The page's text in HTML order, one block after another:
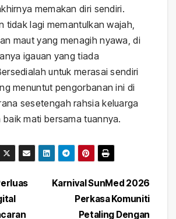
memakan diri sendiri.
tidak lagi memantulkan wajah,
maut yang menagih nyawa, di
igauan yang tiada
untuk merasai sendiri
menuntut pengorbanan ini di
sesetengah rahsia keluarga
baik mati bersama tuannya.
Karnival SunMed 2026
Perkasa Komuniti
Petaling Dengan